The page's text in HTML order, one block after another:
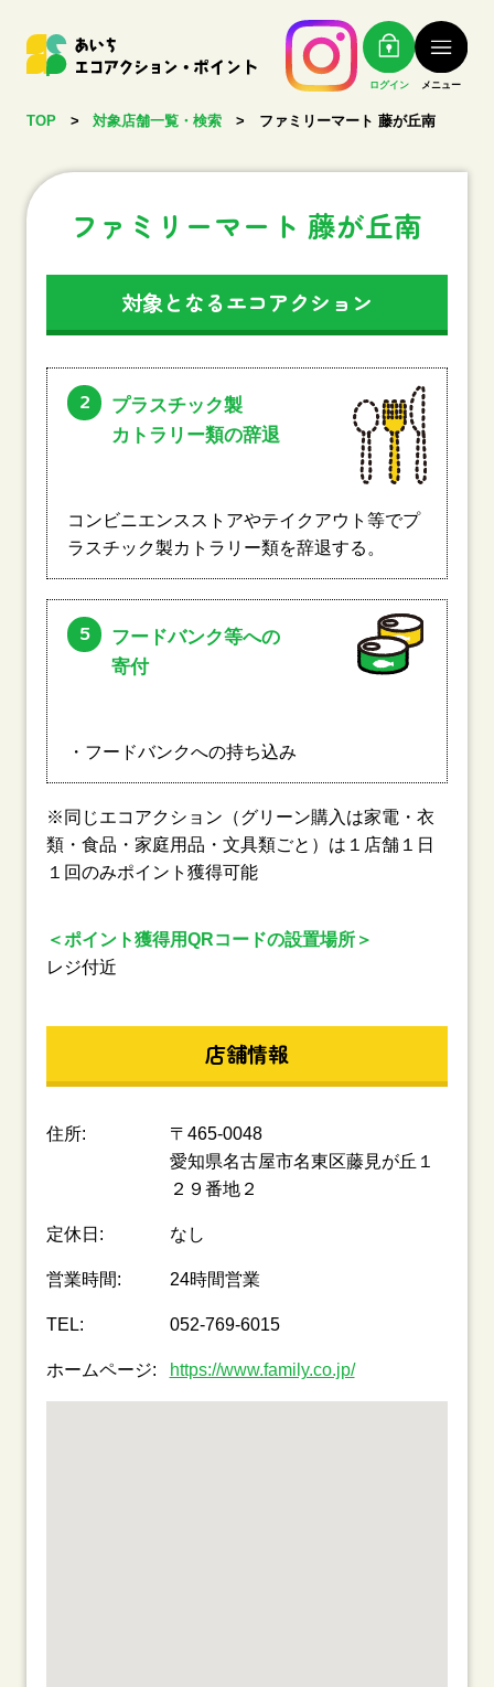
ログイン メニュー
TOP > 対象店舗一覧・検索 > ファミリーマート 藤が丘南
ファミリーマート 藤が丘南
対象となるエコアクション
2
プラスチック製
カトラリー類の辞退
コンビニエンスストアやテイクアウト等でプ
ラスチック製カトラリー類を辞退する。
5
フードバンク等への
寄付
・フードバンクへの持ち込み
※同じエコアクション（グリーン購入は家電・衣
類・食品・家庭用品・文具類ごと）は１店舗１日
１回のみポイント獲得可能
＜ポイント獲得用QRコードの設置場所＞
レジ付近
店舗情報
住所:
〒465-0048
愛知県名古屋市名東区藤見が丘１
２９番地２
定休日: なし
営業時間: 24時間営業
TEL: 052-769-6015
ホームページ: https://www.family.co.jp/